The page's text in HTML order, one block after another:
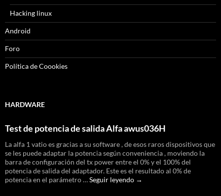
Hacking linux
Android
Foro
Política de Coookies
HARDWARE
Test de potencia de salida Alfa awus036H
La alfa 1 vatio es gracias a su software , de esos raros dispositivos que
se les puede adaptar la potencia según conveniencia , moviendo la
barra de configuración del tx power entre el 0% y el 100% del
potencia de salida del adaptador. Este es el resultado al 0% de
potencia en el parámetro …Seguir leyendo Test
→